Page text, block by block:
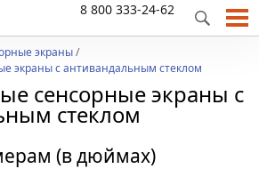
8 800 333-24-62
экраны/
экраны с антивандальным стеклом
сенсорные экраны с
стеклом
(в дюймах)